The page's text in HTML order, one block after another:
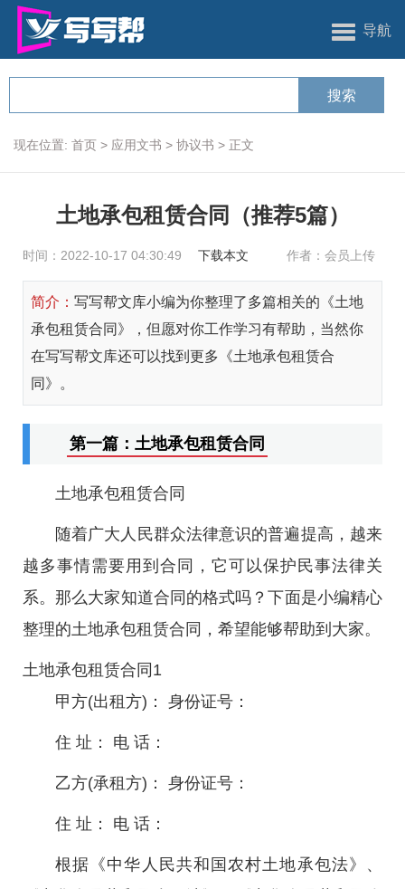
导航
现在位置: 首页 > 应用文书 > 协议书 > 正文
土地承包租赁合同（推荐5篇）
时间：2022-10-17 04:30:49 下载本文 作者：会员上传
简介： 写写帮文库小编为你整理了多篇相关的《土地
承包租赁合同》，但愿对你工作学习有帮助，当然你
在写写帮文库还可以找到更多《土地承包租赁合
同》。
第一篇：土地承包租赁合同
土地承包租赁合同
随着广大人民群众法律意识的普遍提高，越来
越多事情需要用到合同，它可以保护民事法律关
系。那么大家知道合同的格式吗？下面是小编精心
整理的土地承包租赁合同，希望能够帮助到大家。
土地承包租赁合同1
甲方(出租方)： 身份证号：
住 址： 电 话：
乙方(承租方)： 身份证号：
住 址： 电 话：
根据《中华人民共和国农村土地承包法》、